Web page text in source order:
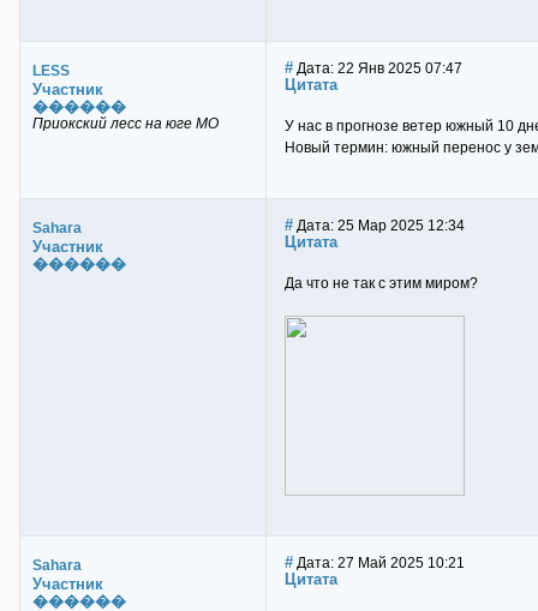
LESS
Участник
������
Приокский лесс на юге МО
# Дата: 22 Янв 2025 07:47
Цитата
У нас в прогнозе ветер южный 10
Новый термин: южный перенос у
Sahara
Участник
������
# Дата: 25 Мар 2025 12:34
Цитата
Да что не так с этим миром?
Sahara
Участник
������
# Дата: 27 Май 2025 10:21
Цитата